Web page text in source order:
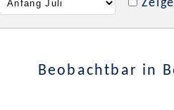
Beobachtbar in